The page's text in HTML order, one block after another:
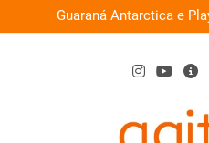
to
Guaraná Antarctica e
shopping